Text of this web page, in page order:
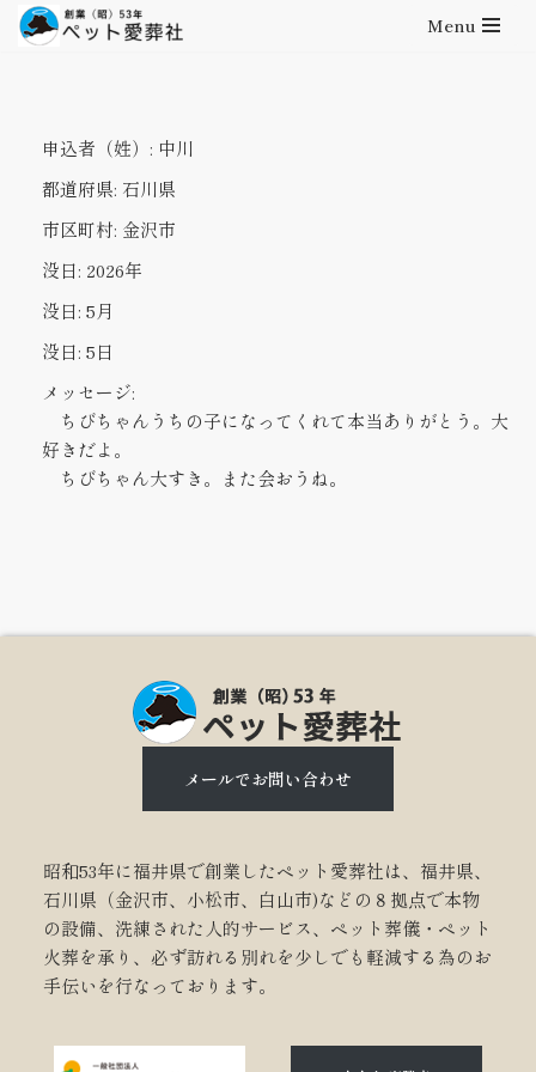
Menu
申込者（姓）: 中川
都道府県: 石川県
市区町村: 金沢市
没日: 2026年
没日: 5月
没日: 5日
メッセージ:
ちびちゃんうちの子になってくれて本当ありがとう。大
好きだよ。
ちびちゃん大すき。また会おうね。
メールでお問い合わせ
昭和53年に福井県で創業したペット愛葬社は、福井県、
石川県（金沢市、小松市、白山市)などの８拠点で本物
の設備、洗練された人的サービス、ペット葬儀・ペット
火葬を承り、必ず訪れる別れを少しでも軽減する為のお
手伝いを行なっております。